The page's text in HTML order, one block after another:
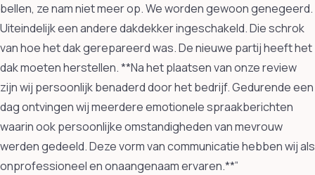
bellen, ze nam niet meer op. We worden gewoon genegeerd.
Uiteindelijk een andere dakdekker ingeschakeld. Die schrok
van hoe het dak gerepareerd was. De nieuwe partij heeft het
dak moeten herstellen. **Na het plaatsen van onze review
zijn wij persoonlijk benaderd door het bedrijf. Gedurende een
dag ontvingen wij meerdere emotionele spraakberichten
waarin ook persoonlijke omstandigheden van mevrouw
werden gedeeld. Deze vorm van communicatie hebben wij als
onprofessioneel en onaangenaam ervaren.**”